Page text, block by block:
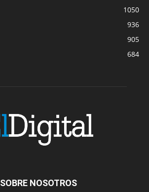
1050
936
905
684
SOBRE NOSOTROS